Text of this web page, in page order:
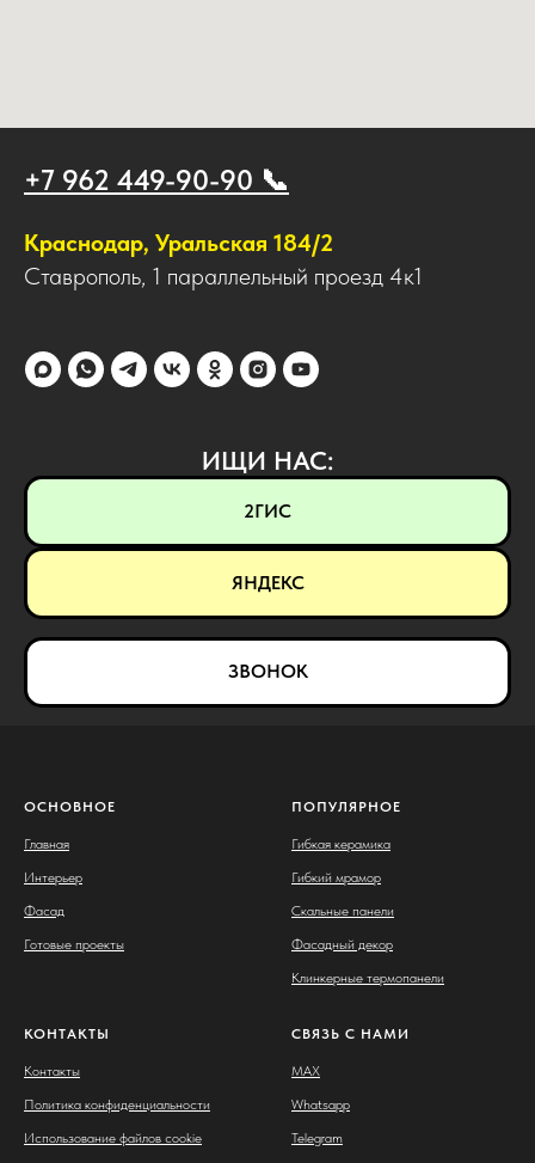
+7 962 449-90-90 📞
Краснодар, Уральская 184/2
Ставрополь, 1 параллельный проезд 4к1
ИЩИ НАС:
2ГИС
ЯНДЕКС
ЗВОНОК
ОСНОВНОЕ
Главная
Интерьер
Фасад
Готовые проекты
ПОПУЛЯРНОЕ
Гибкая керамика
Гибкий мрамор
Скальные панели
Фасадный декор
Клинкерные термопанели
КОНТАКТЫ
Контакты
Политика конфиденциальности
Использование файлов cookie
СВЯЗЬ С НАМИ
MAX
Whatsapp
Telegram